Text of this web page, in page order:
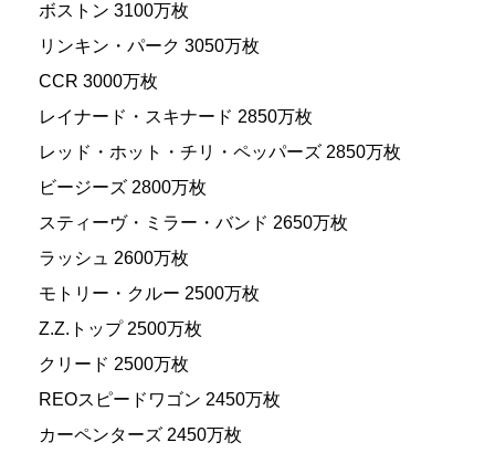
ボストン 3100万枚
リンキン・パーク 3050万枚
CCR 3000万枚
レイナード・スキナード 2850万枚
レッド・ホット・チリ・ペッパーズ 2850万枚
ビージーズ 2800万枚
スティーヴ・ミラー・バンド 2650万枚
ラッシュ 2600万枚
モトリー・クルー 2500万枚
Z.Z.トップ 2500万枚
クリード 2500万枚
REOスピードワゴン 2450万枚
カーペンターズ 2450万枚